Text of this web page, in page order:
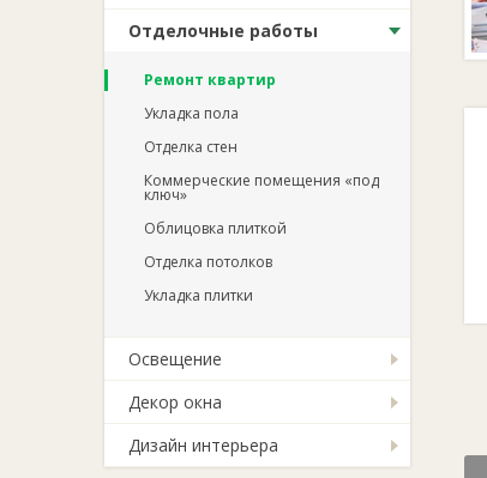
Отделочные работы
Ремонт квартир
Укладка пола
Отделка стен
Коммерческие помещения «под
ключ»
Облицовка плиткой
Отделка потолков
Укладка плитки
Освещение
Декор окна
Дизайн интерьера